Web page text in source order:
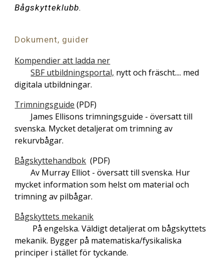
Bågskytteklubb.
Dokument, guider
Kompendier att ladda ner
SBF utbildningsportal, nytt och fräscht.... med
digitala utbildningar.
Trimningsguide (PDF)
James Ellisons trimningsguide - översatt till
svenska. Mycket detaljerat om trimning av
rekurvbågar.
Bågskyttehandbok (PDF)
Av Murray Elliot - översatt till svenska. Hur
mycket information som helst om material och
trimning av pilbågar.
Bågskyttets mekanik
På engelska. Väldigt detaljerat om bågskyttets
mekanik. Bygger på matematiska/fysikaliska
principer i stället för tyckande.